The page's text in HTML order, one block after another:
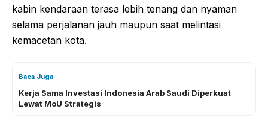
kabin kendaraan terasa lebih tenang dan nyaman
selama perjalanan jauh maupun saat melintasi
kemacetan kota.
Baca Juga
Kerja Sama Investasi Indonesia Arab Saudi Diperkuat
Lewat MoU Strategis